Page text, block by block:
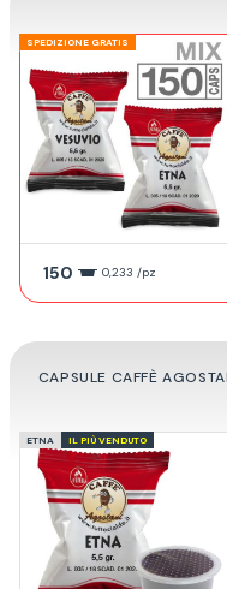
SPEDIZIONE GRATIS
150 0,233 /pz
CAPSULE CAFFÈ
ETNA IL PIÙ VENDUTO